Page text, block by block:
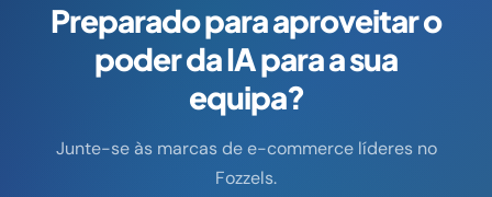
Preparado para aproveitar o
poder da IA para a sua
equipa?
Junte-se às marcas de e-commerce líderes no
Fozzels.